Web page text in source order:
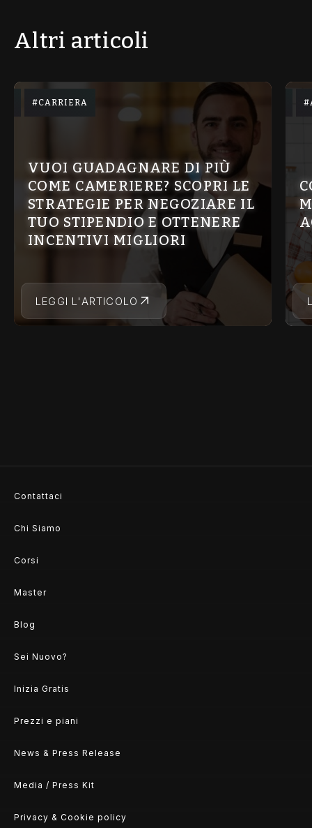
Altri articoli
CARRIERA
VUOI GUADAGNARE DI PIÙ
COME CAMERIERE? SCOPRI LE
STRATEGIE PER NEGOZIARE IL
TUO STIPENDIO E OTTENERE
INCENTIVI MIGLIORI
LEGGI L'ARTICOLO
Contattaci
Chi Siamo
Corsi
Master
Blog
Sei Nuovo?
Inizia Gratis
Prezzi e piani
News & Press Release
Media / Press Kit
Privacy & Cookie policy